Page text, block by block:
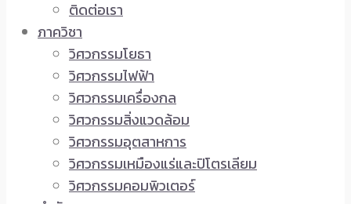
ติดต่อเรา
ภาควิชา
วิศวกรรมโยธา
วิศวกรรมไฟฟ้า
วิศวกรรมเครื่องกล
วิศวกรรมสิ่งแวดล้อม
วิศวกรรมอุตสาหการ
วิศวกรรมเหมืองแร่และปิโตรเลียม
วิศวกรรมคอมพิวเตอร์